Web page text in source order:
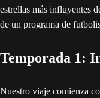
estrellas más influyentes
de un programa de
Temporada 1:
Nuestro viaje comienza